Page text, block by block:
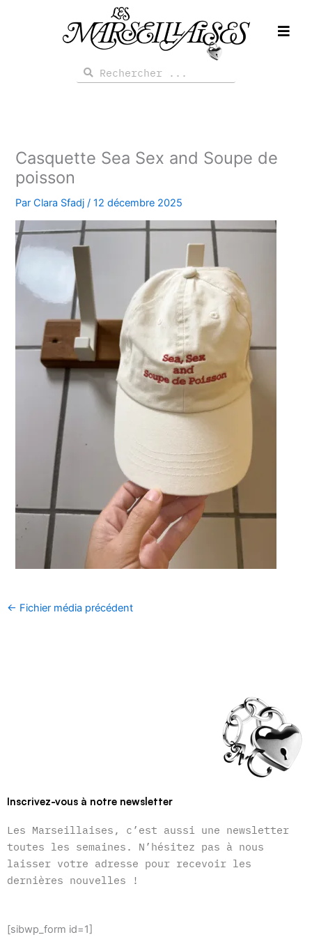
Rechercher
Rechercher
Casquette Sea Sex and Soupe de
poisson
ParClara Sfadj /12 décembre 2025
← Fichier média précédent
Inscrivez-vous à notre newsletter
Les Marseillaises, c’est aussi une newsletter
toutes les semaines. N’hésitez pas à nous
laisser votre adresse pour recevoir les
dernières nouvelles !
[sibwp_form id=1]